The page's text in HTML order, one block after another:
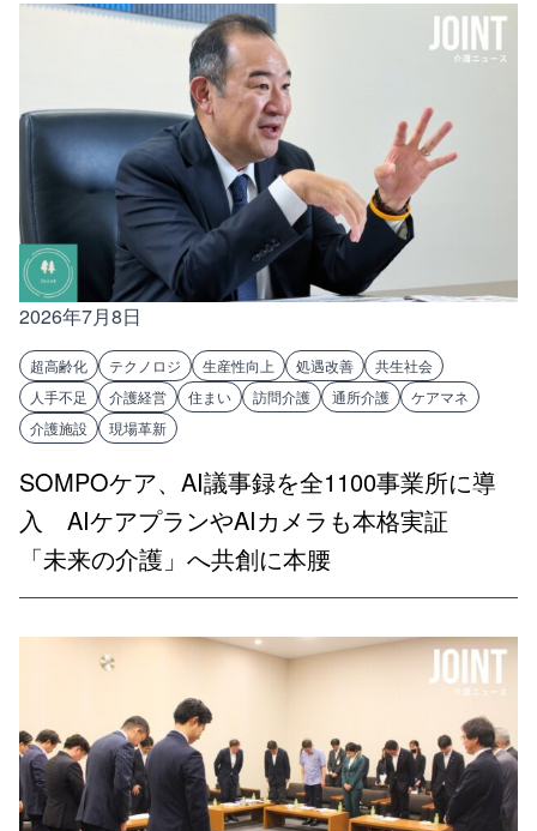
2026年7月8日
超高齢化 テクノロジ 生産性向上 処遇改善
共生社会
人手不足
介護経営 住まい 訪問介護 通所介護
ケアマネ
介護施設
現場革新
SOMPOケア、AI議事録を全1100事業所に導
入 AIケアプランやAIカメラも本格実証
「未来の介護」へ共創に本腰